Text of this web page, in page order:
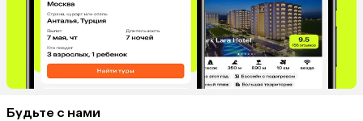
Будьте с нами